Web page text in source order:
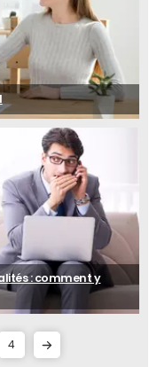
: comment y
4